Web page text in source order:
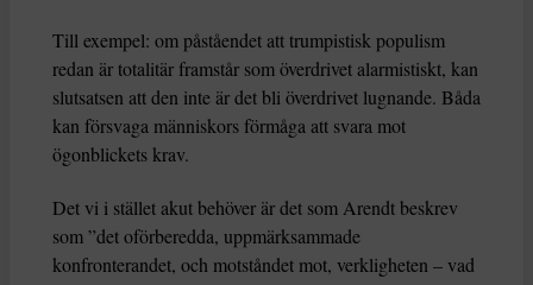
Till exempel: om påståendet att trumpistisk populism
redan är totalitär framstår som överdrivet alarmistiskt, kan
slutsatsen att den inte är det bli överdrivet lugnande. Båda
kan försvaga människors förmåga att svara mot
ögonblickets krav.
Det vi i stället akut behöver är det som Arendt beskrev
som ”det oförberedda, uppmärksammade
konfronterandet, och motståndet mot, verkligheten – vad